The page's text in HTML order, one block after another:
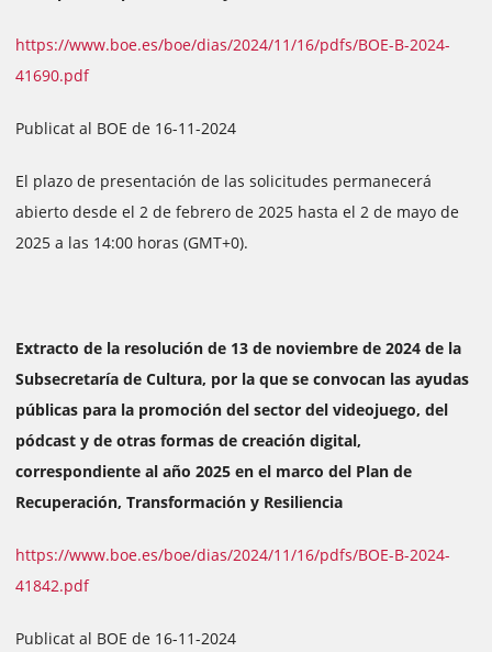
https://www.boe.es/boe/dias/2024/11/16/pdfs/BOE-B-2024-
41690.pdf
Publicat al BOE de 16-11-2024
El plazo de presentación de las solicitudes permanecerá
abierto desde el 2 de febrero de 2025 hasta el 2 de mayo de
2025 a las 14:00 horas (GMT+0).
Extracto de la resolución de 13 de noviembre de 2024 de la
Subsecretaría de Cultura, por la que se convocan las ayudas
públicas para la promoción del sector del videojuego, del
pódcast y de otras formas de creación digital,
correspondiente al año 2025 en el marco del Plan de
Recuperación, Transformación y Resiliencia
https://www.boe.es/boe/dias/2024/11/16/pdfs/BOE-B-2024-
41842.pdf
Publicat al BOE de 16-11-2024